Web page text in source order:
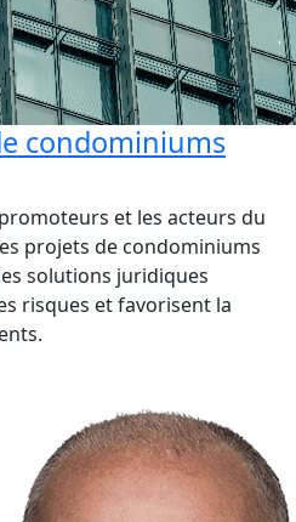
condominiums
et les acteurs du
projets de condominiums
solutions juridiques
risques et favorisent la